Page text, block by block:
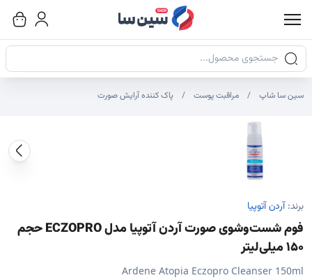
جستجوی محصولات
سین سا شاپ مراقبت پوست پاک کننده آرایش صورت
برند: آردن آتوپیا
فوم شست‌وشوی صورت آردن آتوپیا مدل ECZOPRO حجم
150 میلی‌لیتر
Ardene Atopia Eczopro Cleanser 150ml
تصاویر محصول
تصویر شاخص محصول
سایر تصاویر محصول - تصاویر بندانگشتی